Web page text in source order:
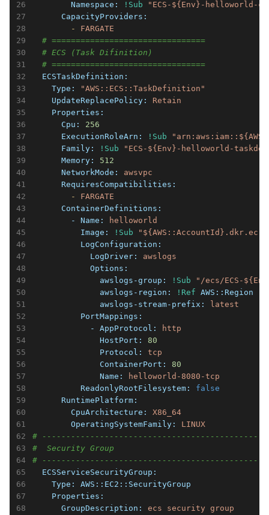
        Namespace:
!Sub
"ECS-${Env}-helloworld-
      CapacityProviders:
        -
FARGATE
# ================================
# ECS (Task Difinition)
# ================================
  ECSTaskDefinition:
    Type:
"AWS::ECS::TaskDefinition"
    UpdateReplacePolicy:
Retain
    Properties:
      Cpu:
256
      ExecutionRoleArn:
!Sub
      Family:
!Sub
"ECS-${Env}-helloworld-
      Memory:
512
      NetworkMode:
awsvpc
      RequiresCompatibilities:
        -
FARGATE
      ContainerDefinitions:
        - Name:
helloworld
          Image:
!Sub
          LogConfiguration:
            LogDriver:
awslogs
            Options:
              awslogs-group:
!Sub
"/ecs/ECS-
              awslogs-region:
!Ref
AWS::Region
              awslogs-stream-prefix:
latest
          PortMappings:
            - AppProtocol:
http
              HostPort:
80
              Protocol:
tcp
              ContainerPort:
80
              Name:
helloworld-8080-tcp
          ReadonlyRootFilesystem:
false
      RuntimePlatform:
        CpuArchitecture:
X86_64
        OperatingSystemFamily:
LINUX
#
#  Security Group
#
  ECSServiceSecurityGroup:
    Type:
AWS::EC2::SecurityGroup
    Properties:
      GroupDescription:
ecs security
group